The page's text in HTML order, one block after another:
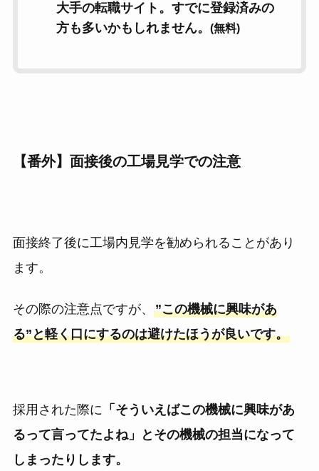
大手の転職サイト。すでに登録済みの
方も多いかもしれません。 (無料)
【番外】面接後の工場見学での注意
面接終了後に工場内見学を勧められることがあり
ます。
その際の注意点ですが、 ”この機械に興味があ
る”と軽く口にするのは避けたほうが良いです。
採用された際に 「そういえばこの機械に興味があ
るって言ってたよね」とその機械の担当になって
しまったりします。